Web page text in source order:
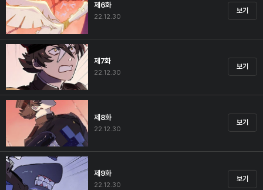
제6화
22.12.30
보기
제7화
22.12.30
보기
제8화
22.12.30
보기
제9화
22.12.30
보기